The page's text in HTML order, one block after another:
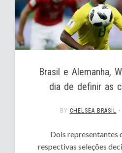
Brasil e Alemanha,
dia de definir as
BY CHELSEA BRASIL •
Dois representantes
respectivas seleções